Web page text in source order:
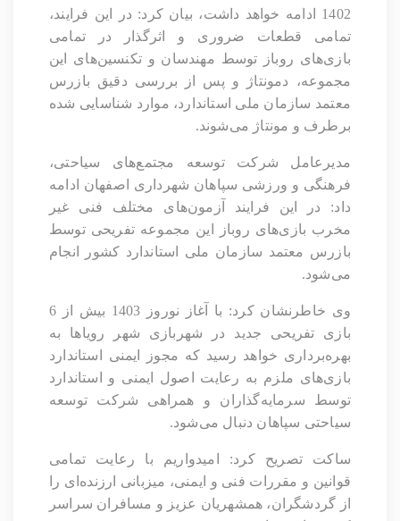
1402 ادامه خواهد داشت، بیان کرد: در این فرایند،
تمامی قطعات ضروری و اثرگذار در تمامی
بازی‌های روباز توسط مهندسان و تکنسین‌های این
مجموعه، دمونتاژ و پس از بررسی دقیق بازرس
معتمد سازمان ملی استاندارد، موارد شناسایی شده
برطرف و مونتاژ می‌شوند.
مدیرعامل شرکت توسعه مجتمع‌های سیاحتی،
فرهنگی و ورزشی سپاهان شهرداری اصفهان ادامه
داد: در این فرایند آزمون‌های مختلف فنی غیر
مخرب بازی‌های روباز این مجموعه تفریحی توسط
بازرس معتمد سازمان ملی استاندارد کشور انجام
می‌شود.
وی خاطرنشان کرد: با آغاز نوروز 1403 بیش از 6
بازی تفریحی جدید در شهربازی شهر رویاها به
بهره‌برداری خواهد رسید که مجوز ایمنی استاندارد
بازی‌های ملزم به رعایت اصول ایمنی و استاندارد
توسط سرمایه‌گذاران و همراهی شرکت توسعه
سیاحتی سپاهان دنبال می‌شود.
ساکت تصریح کرد: امیدواریم با رعایت تمامی
قوانین و مقررات فنی و ایمنی، میزبانی ارزنده‌ای را
از گردشگران، همشهریان عزیز و مسافران سراسر